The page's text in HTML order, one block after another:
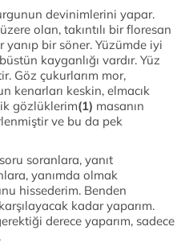
devinimlerini yapar.
olan, takıntılı bir floresan
yanıp bir söner. Yüzümde iyi
kayganlığı vardır. Yüz
Göz çukurlarım mor,
kenarları keskin, elmacık
gözlüklerim(1) masanın
ve bu da pek
soranlara, yanıt
yanımda olmak
hissederim. Benden
kadar yaparım.
derece yaparım, sadece